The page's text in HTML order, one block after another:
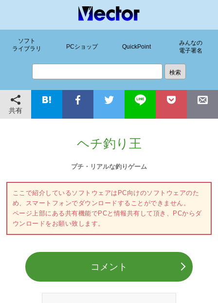
ソフト
ライブラリ
PCショップ QuickPoint
みんなの
電子署名
共有
ヘチ釣り王
プチ・リアルな釣りゲーム
ここで紹介しているソフトウェアはPC向けのソフトウェアのた
め、スマートフォンでダウンロードすることができません。
ページ上部にある共有機能でPCと情報共有して頂き、PCからダ
ウンロードをお願い致します。
コメント